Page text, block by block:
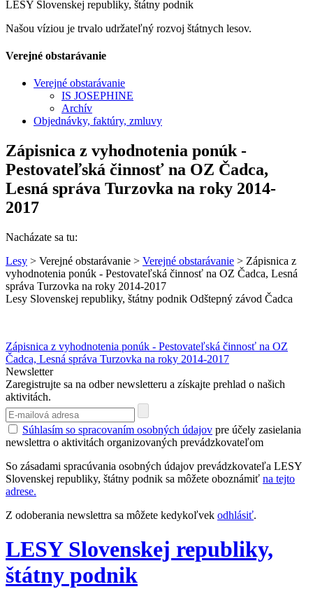
LESY Slovenskej republiky, štátny podnik
Našou víziou je trvalo udržateľný rozvoj štátnych lesov.
Verejné obstarávanie
Verejné obstarávanie
IS JOSEPHINE
Archív
Objednávky, faktúry, zmluvy
Zápisnica z vyhodnotenia ponúk -
Pestovateľská činnosť na OZ Čadca,
Lesná správa Turzovka na roky 2014-
2017
Nacházate sa tu:
Lesy > Verejné obstarávanie > Verejné obstarávanie > Zápisnica z
vyhodnotenia ponúk - Pestovateľská činnosť na OZ Čadca, Lesná
správa Turzovka na roky 2014-2017
Lesy Slovenskej republiky, štátny podnik Odštepný závod Čadca
Zápisnica z vyhodnotenia ponúk - Pestovateľská činnosť na OZ
Čadca, Lesná správa Turzovka na roky 2014-2017
Newsletter
Zaregistrujte sa na odber newsletteru a získajte prehlad o našich
aktivitách.
Súhlasím so spracovaním osobných údajov pre účely zasielania
newslettra o aktivitách organizovaných prevádzkovateľom
So zásadami spracúvania osobných údajov prevádzkovateľa LESY
Slovenskej republiky, štátny podnik sa môžete oboznámiť na tejto
adrese.
Z odoberania newslettra sa môžete kedykoľvek odhlásiť.
LESY Slovenskej republiky,
štátny podnik